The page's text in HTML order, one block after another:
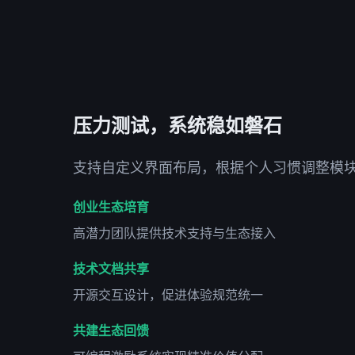
压力测试，系统稳如磐石
支持自定义界面布局，根据个人习惯调整模
创业生态培育
高潜力团队提供技术支持与生态接入
技术文档共享
开源交互设计，促进体验规范统一
共建生态回馈